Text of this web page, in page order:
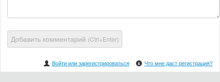
Добавить комментарий (Ctrl+Enter)
Войти или зарегистрироваться Что мне даст регистрация?